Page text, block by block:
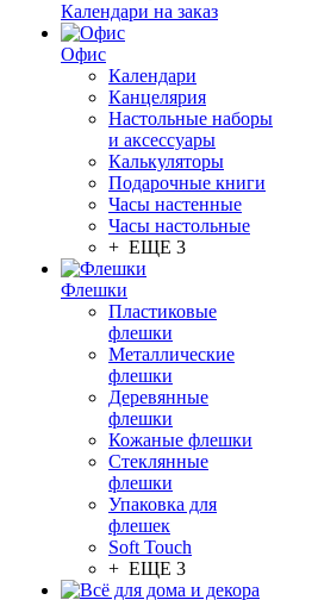
Календари на заказ
Офис
Календари
Канцелярия
Настольные наборы
и аксессуары
Калькуляторы
Подарочные книги
Часы настенные
Часы настольные
+ ЕЩЕ 3
Флешки
Пластиковые
флешки
Металлические
флешки
Деревянные
флешки
Кожаные флешки
Стеклянные
флешки
Упаковка для
флешек
Soft Touch
+ ЕЩЕ 3